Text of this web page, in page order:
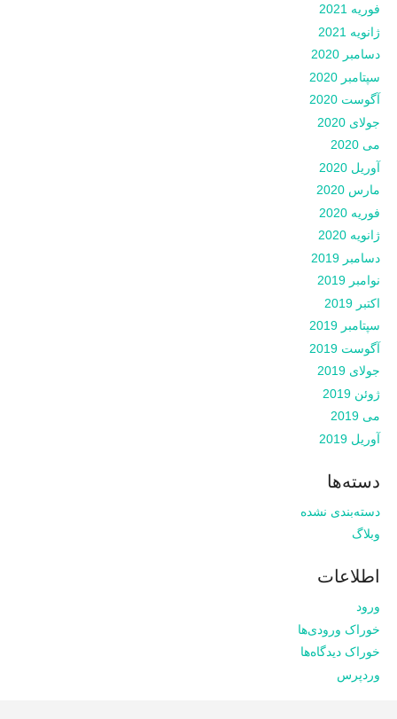
فوریه 2021
ژانویه 2021
دسامبر 2020
سپتامبر 2020
آگوست 2020
جولای 2020
می 2020
آوریل 2020
مارس 2020
فوریه 2020
ژانویه 2020
دسامبر 2019
نوامبر 2019
اکتبر 2019
سپتامبر 2019
آگوست 2019
جولای 2019
ژوئن 2019
می 2019
آوریل 2019
دسته‌ها
دسته‌بندی نشده
وبلاگ
اطلاعات
ورود
خوراک ورودی‌ها
خوراک دیدگاه‌ها
وردپرس